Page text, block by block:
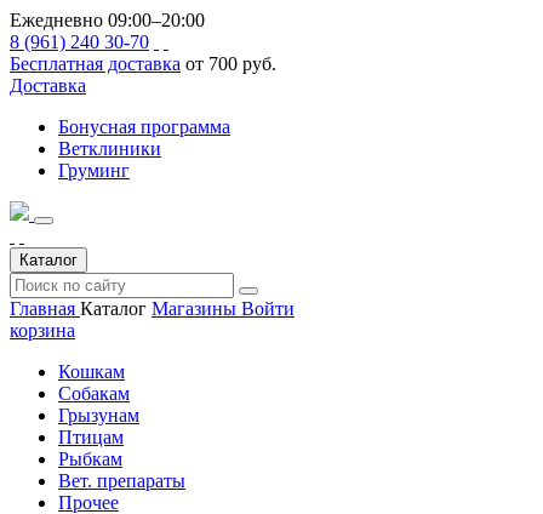
Ежедневно 09:00–20:00
8 (961) 240 30-70
Бесплатная доставка от 700 руб.
Доставка
Бонусная программа
Ветклиники
Груминг
Каталог
Главная Каталог Магазины Войти
корзина
Кошкам
Собакам
Грызунам
Птицам
Рыбкам
Вет. препараты
Прочее